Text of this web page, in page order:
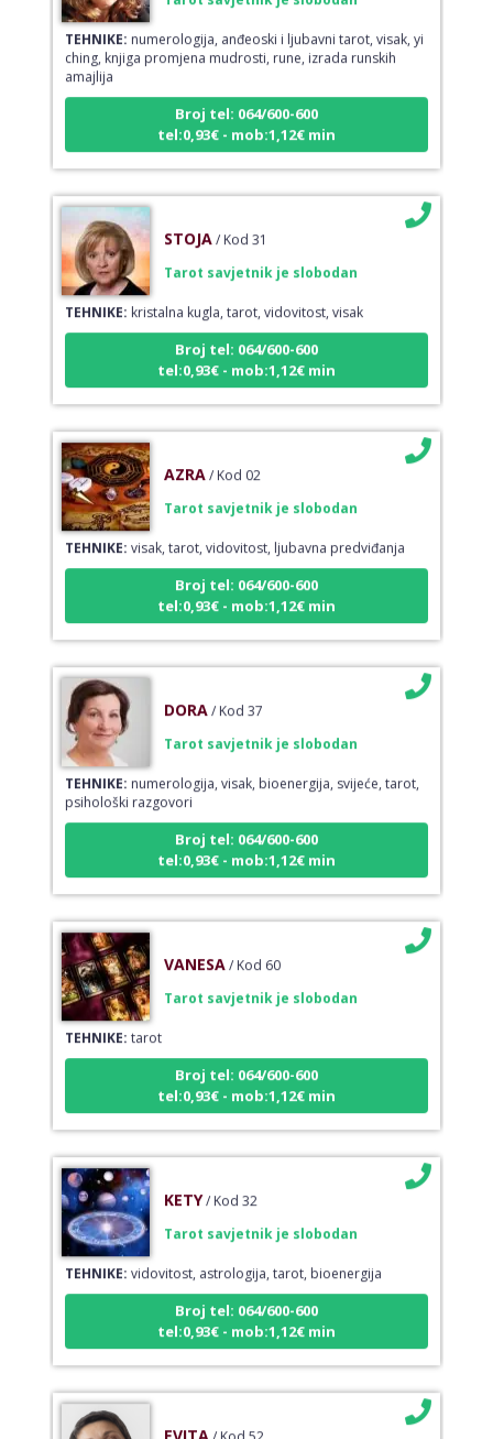
TEHNIKE:numerologija, anđeoski i ljubavni tarot, visak, yi
ching, knjiga promjena mudrosti, rune, izrada runskih
amajlija
Broj tel: 064/600-600
tel:0,93€ - mob:1,12€ min
STOJA
/ Kod 31
Tarot savjetnik je slobodan
TEHNIKE:kristalna kugla, tarot, vidovitost, visak
Broj tel: 064/600-600
tel:0,93€ - mob:1,12€ min
AZRA
/ Kod 02
Tarot savjetnik je slobodan
TEHNIKE:visak, tarot, vidovitost, ljubavna predviđanja
Broj tel: 064/600-600
tel:0,93€ - mob:1,12€ min
DORA
/ Kod 37
Tarot savjetnik je slobodan
TEHNIKE:numerologija, visak, bioenergija, svijeće, tarot,
psihološki razgovori
Broj tel: 064/600-600
tel:0,93€ - mob:1,12€ min
VANESA
/ Kod 60
Tarot savjetnik je slobodan
TEHNIKE:tarot
Broj tel: 064/600-600
tel:0,93€ - mob:1,12€ min
KETY
/ Kod 32
Tarot savjetnik je slobodan
TEHNIKE:vidovitost, astrologija, tarot, bioenergija
Broj tel: 064/600-600
tel:0,93€ - mob:1,12€ min
EVITA
/ Kod 52